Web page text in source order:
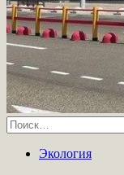
Найти:
Экология